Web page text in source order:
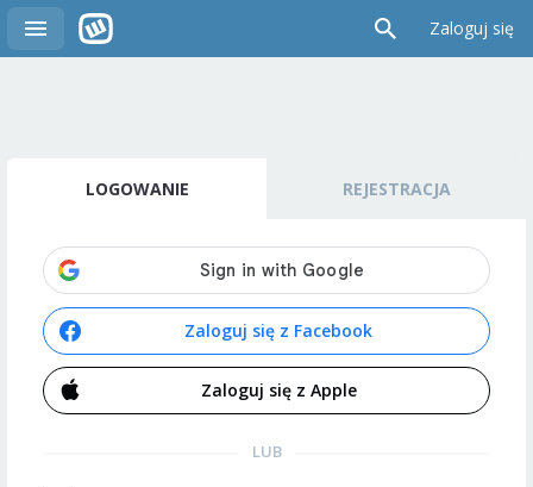
Zaloguj się
LOGOWANIE REJESTRACJA
Zaloguj się z Facebook
Zaloguj się z Apple
LUB